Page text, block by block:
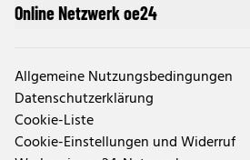
Online Netzwerk oe24
Allgemeine Nutzungsbedingungen
Datenschutzerklärung
Cookie-Liste
Cookie-Einstellungen und Widerruf